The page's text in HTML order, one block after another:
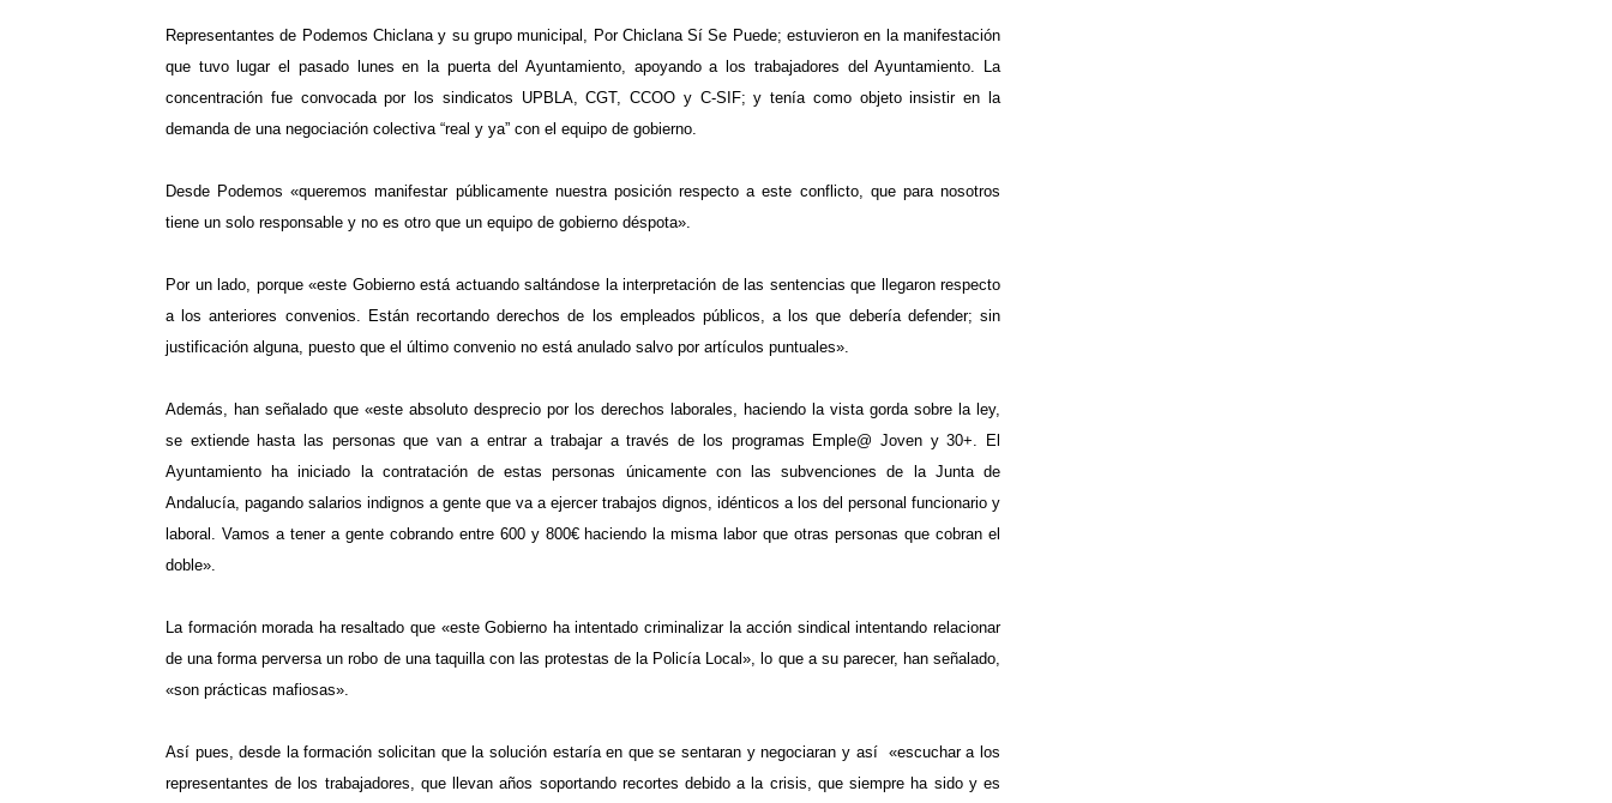
Representantes de Podemos Chiclana y su grupo municipal, Por Chiclana Sí Se Puede; estuvieron en la manifestación
que tuvo lugar el pasado lunes en la puerta del Ayuntamiento, apoyando a los trabajadores del Ayuntamiento . La
concentración fue convocada por los sindicatos UPBLA, CGT, CCOO y C-SIF; y tenía como objeto insistir en la
demanda de una negociación colectiva “real y ya” con el equipo de gobierno.
Desde Podemos «queremos manifestar públicamente nuestra posición respecto a este conflicto, que para nosotros
tiene un solo responsable y no es otro que un equipo de gobierno déspota».
Por un lado, porque «este Gobierno está actuando saltándose la interpretación de las sentencias que llegaron respecto
a los anteriores convenios. Están recortando derechos de los empleados públicos , a los que debería defender; sin
justificación alguna , puesto que el último convenio no está anulado salvo por artículos puntuales».
Además, han señalado que «este absoluto desprecio por los derechos laborales , haciendo la vista gorda sobre la ley,
se extiende hasta las personas que van a entrar a trabajar a través de los programas Emple@ Joven y 30+ . El
Ayuntamiento ha iniciado la contratación de estas personas únicamente con las subvenciones de la Junta de
Andalucía, pagando salarios indignos a gente que va a ejercer trabajos dignos, idénticos a los del personal funcionario y
laboral. Vamos a tener a gente cobrando entre 600 y 800€ haciendo la misma labor que otras personas que cobran el
doble».
La formación morada ha resaltado que «este Gobierno ha intentadocriminalizar la acción sindical intentando relacionar
de una forma perversa un robo de una taquilla con las protestas de la Policía Local», lo que a su parecer, han señalado,
«son prácticas mafiosas»
Así pues, desde la formación solicitan que la solución estaría en que se sentaran y negociaran y así «escuchar a los
representantes de los trabajadores , que llevan años soportando recortes debido a la crisis, que siempre ha sido y es